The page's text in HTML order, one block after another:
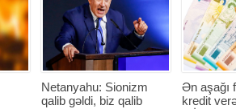
Netanyahu: Sionizm
qalib gəldi, biz qalib
Ən aşağı
kredit